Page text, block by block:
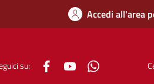
Accedi all'area
su: FacebookYouTube